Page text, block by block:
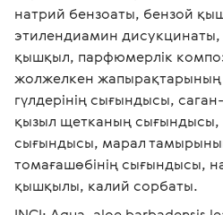
натрий бензоаты, бензой
этилендиамин
қышқыл, парфюмерлік
жолжелкен
гүлдерінің сығындысы,
қызыл щетканың сығындысы,
сығындысы, марал
томағашөбінің сығындысы,
қышқылы, калий сорбаты.